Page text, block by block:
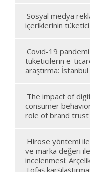
Sosyal medya
içeriklerinin
Covıd-19
tüketicilerin e-
araştırma:
The impact of
consumer
role of brand trust
Hirose yöntemi
ve marka değeri
incelenmesi:
Tofaş